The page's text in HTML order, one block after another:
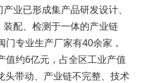
业已形成集产品研发设计、
配、检测于一体的产业链
专业生产厂家有40余家，
值约6亿元，占全区工业产值
头带动、产业链不完整、技术